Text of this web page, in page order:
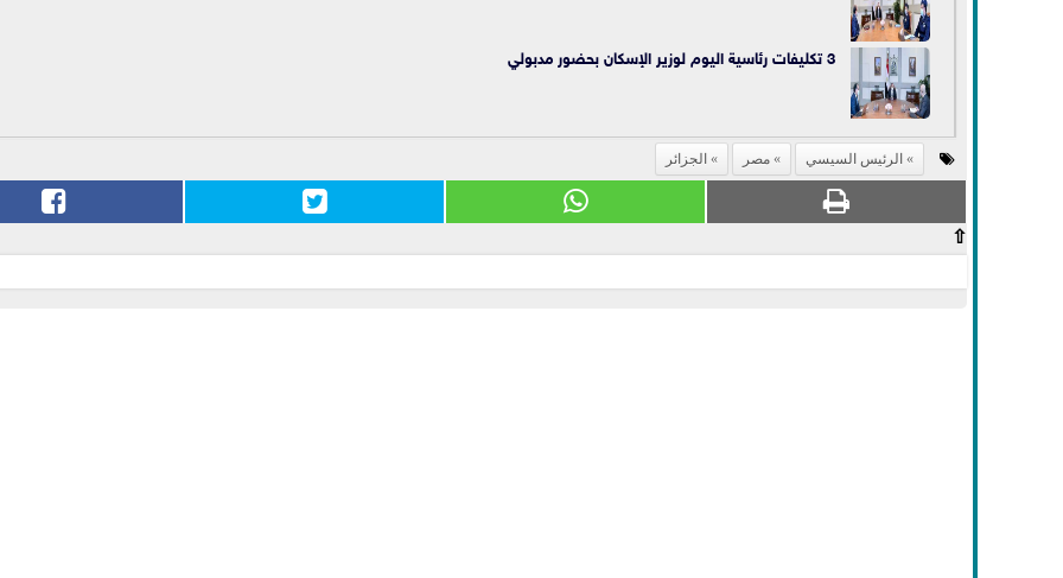
3 تكليفات رئاسية اليوم لوزير الإسكان بحضور مدبولي
الرئيس السيسي مصر الجزائر
⇧